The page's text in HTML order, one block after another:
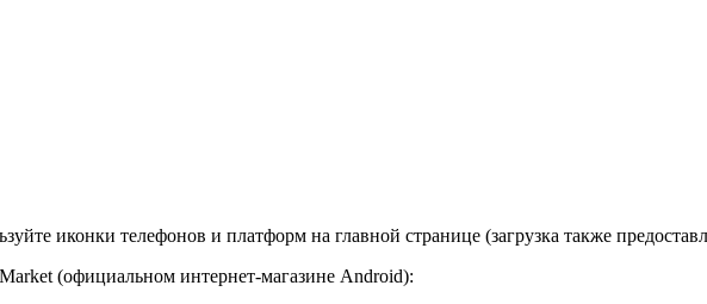
иконки телефонов и платформ на главной странице (загрузка также
(официальном интернет-магазине Android):